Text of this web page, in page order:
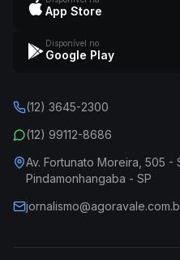
App Store
Disponível no
Google Play
(12) 3645-2300
(12) 99112-8686
Av. Fortunato Moreira, 505 -
Pindamonhangaba - SP